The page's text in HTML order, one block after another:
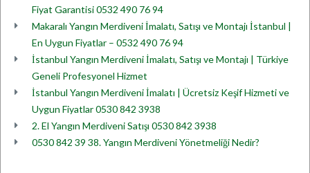
Fiyat Garantisi 0532 490 76 94
Makaralı Yangın Merdiveni İmalatı, Satışı ve Montajı İstanbul |
En Uygun Fiyatlar – 0532 490 76 94
İstanbul Yangın Merdiveni İmalatı, Satışı ve Montajı | Türkiye
Geneli Profesyonel Hizmet
İstanbul Yangın Merdiveni İmalatı | Ücretsiz Keşif Hizmeti ve
Uygun Fiyatlar 0530 842 3938
2. El Yangın Merdiveni Satışı 0530 842 3938
0530 842 39 38. Yangın Merdiveni Yönetmeliği Nedir?